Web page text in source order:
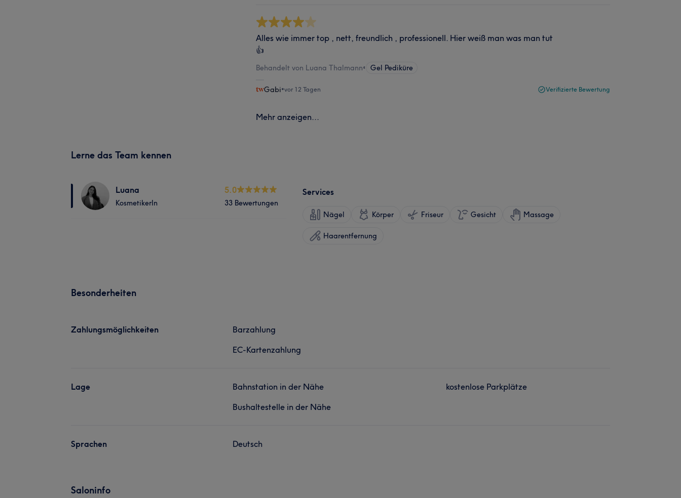
Alles wie immer top , nett, freundlich , professionell. Hier weiß man was man tut
👍
Behandelt von Luana Thalmann• Gel Pediküre
Gabi•vor 12 Tagen Verifizierte Bewertung
Mehr anzeigen...
Lerne das Team kennen
Luana
KosmetikerIn
5.0
33 Bewertungen
Services
Nägel Körper Friseur Gesicht Massage
Haarentfernung
Besonderheiten
Zahlungsmöglichkeiten
Barzahlung
EC-Kartenzahlung
Lage
Bahnstation in der Nähe
Bushaltestelle in der Nähe
kostenlose Parkplätze
Sprachen Deutsch
Saloninfo